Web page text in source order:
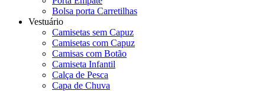
Bolsa porta Carretilhas
Vestuário
Camisetas sem Capuz
Camisetas com Capuz
Camisas com Botão
Camiseta Infantil
Calça de Pesca
Capa de Chuva